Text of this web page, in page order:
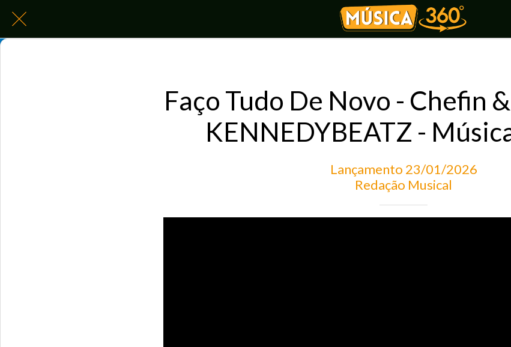
Faço Tudo De Novo - Chefin
KENNEDYBEATZ -
Lançamento 23/01/2026
Redação Musical